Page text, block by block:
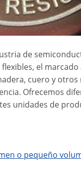
de
el
cuero y
Ofrecemos
unidades de
o pequeño